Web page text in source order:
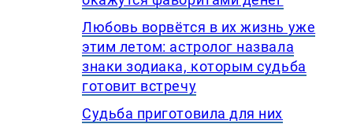
Любовь ворвётся в их жизнь уже
этим летом: астролог назвала
знаки зодиака, которым судьба
готовит встречу
Судьба приготовила для них